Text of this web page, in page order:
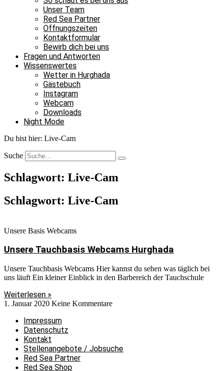
Unser Team
Red Sea Partner
Öffnungszeiten
Kontaktformular
Bewirb dich bei uns
Fragen und Antworten
Wissenswertes
Wetter in Hurghada
Gästebuch
Instagram
Webcam
Downloads
Night Mode
Du bist hier: Live-Cam
Suche
Schlagwort: Live-Cam
Schlagwort: Live-Cam
Unsere Basis Webcams
Unsere Tauchbasis Webcams Hurghada
Unsere Tauchbasis Webcams Hier kannst du sehen was täglich bei
uns läuft Ein kleiner Einblick in den Barbereich der Tauchschule
Weiterlesen »
1. Januar 2020 Keine Kommentare
Impressum
Datenschutz
Kontakt
Stellenangebote / Jobsuche
Red Sea Partner
Red Sea Shop